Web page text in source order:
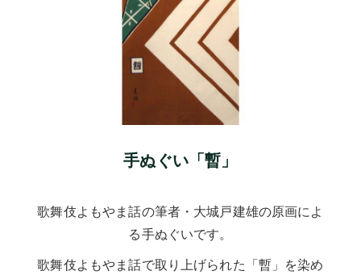
手ぬぐい「暫」
歌舞伎よもやま話の筆者・大城戸建雄の原画によ
る手ぬぐいです。
歌舞伎よもやま話で取り上げられた「暫」を染め